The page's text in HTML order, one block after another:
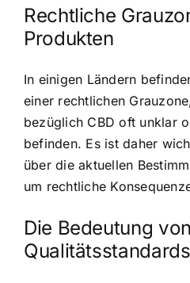
Rechtliche
Produkten
In einigen Ländern
einer rechtlichen
bezüglich CBD oft unklar
befinden. Es ist daher
über die aktuellen
um rechtliche
Die Bedeutung von